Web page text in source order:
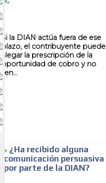
Si la DIAN actúa fuera de ese
plazo, el contribuyente puede
alegar la prescripción de la
oportunidad de cobro y no
ten...
¿Ha recibido alguna
comunicación persuasiva
por parte de la DIAN?